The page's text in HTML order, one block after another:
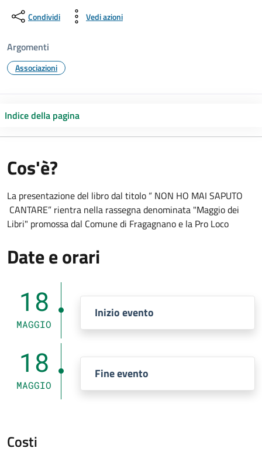
Condividi Vedi azioni
Argomenti
Associazioni
Indice della pagina
Cos'è?
La presentazione del libro dal titolo “ NON HO MAI SAPUTO
CANTARE” rientra nella rassegna denominata "Maggio dei
Libri" promossa dal Comune di Fragagnano e la Pro Loco
Date e orari
18
MAGGIO
Inizio evento
18
MAGGIO
Fine evento
Costi